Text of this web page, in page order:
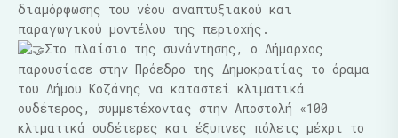
διαμόρφωσης του νέου αναπτυξιακού και
παραγωγικού μοντέλου της περιοχής.
Στο πλαίσιο της συνάντησης, ο Δήμαρχος
παρουσίασε στην Πρόεδρο της Δημοκρατίας το όραμα
του Δήμου Κοζάνης να καταστεί κλιματικά
ουδέτερος, συμμετέχοντας στην Αποστολή «100
κλιματικά ουδέτερες και έξυπνες πόλεις μέχρι το